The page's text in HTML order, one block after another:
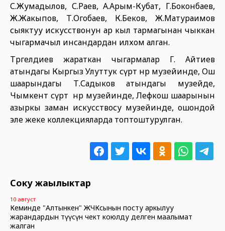
С.Жумадылов, С.Раев, А.Арым-Кубат, Г.Боконбаев,
Ж.Жакыпов, Т.Огобаев, К.Беков, Ж.Матураимов
сыяктуу искусствонун ар кыл тармагынан чыккан
чыгармачыл инсандардан илхом алган.
Төрөгелдиев жараткан чыгармалар Г. Айтиев
атындагы Кыргыз Улуттук сүрөт өнөр музейинде, Ош
шаарындагы Т.Садыков атындагы музейде,
Чымкент сүрөт өнөр музейинде, Лефкош шаарынын
азыркы заман искусствосу музейинде, ошондой
эле жеке коллекцияларда топтоштурулган.
Соңку жаңылыктар
10 август
Кеминде "Алтынкен" ЖЧКсынын посту аркылуу
жарандардын өтүүсүнө чектөө коюлду делген маалымат
жалган